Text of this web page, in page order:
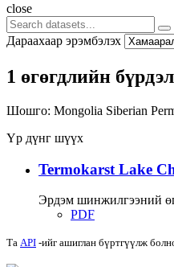
close
Дараахаар эрэмбэлэх
1 өгөгдлийн
Шошго: Mongolia Siberian
Үр дүнг шүүх
Termokarst Lake
Эрдэм шинжилгээний
PDF
Та API -ийг ашиглан бүртгүүлж